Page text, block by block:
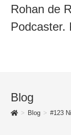
Zum
Inhalt
springen
Rohan de
Podcaster.
Blog
> Blog > #123